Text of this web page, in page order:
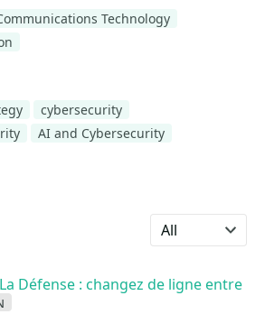
Technology
cybersecurity
AI and Cybersecurity
Select language
Défense : changez de ligne entre